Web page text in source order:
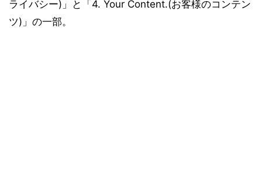
ライバシー)」と「4. Your Content.(お客様のコンテン
ツ)」の一部。